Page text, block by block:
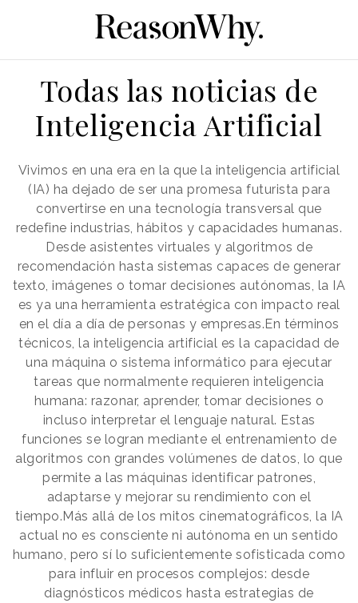
Todas las noticias de
Inteligencia Artificial
Vivimos en una era en la que la inteligencia artificial
(IA) ha dejado de ser una promesa futurista para
convertirse en una tecnología transversal que
redefine industrias, hábitos y capacidades humanas.
Desde asistentes virtuales y algoritmos de
recomendación hasta sistemas capaces de generar
texto, imágenes o tomar decisiones autónomas, la IA
es ya una herramienta estratégica con impacto real
en el día a día de personas y empresas.En términos
técnicos, la inteligencia artificial es la capacidad de
una máquina o sistema informático para ejecutar
tareas que normalmente requieren inteligencia
humana: razonar, aprender, tomar decisiones o
incluso interpretar el lenguaje natural. Estas
funciones se logran mediante el entrenamiento de
algoritmos con grandes volúmenes de datos, lo que
permite a las máquinas identificar patrones,
adaptarse y mejorar su rendimiento con el
tiempo.Más allá de los mitos cinematográficos, la IA
actual no es consciente ni autónoma en un sentido
humano, pero sí lo suficientemente sofisticada como
para influir en procesos complejos: desde
diagnósticos médicos hasta estrategias de